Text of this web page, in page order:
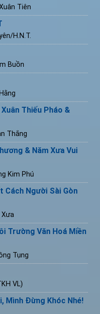
Tiên
H.N.T.
Buồn
Thiếu Pháo &
Thắng
& Năm Xưa Vui
Kim Phú
Cách Người Sài Gòn
Xưa
Trường Văn Hoá Miền
Tụng
VL)
Mình Đừng Khóc Nhé!